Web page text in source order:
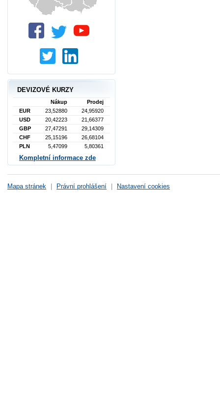
DEVIZOVÉ KURZY
Nákup
Prodej
EUR
23,52880
24,95920
USD
20,42223
21,66377
GBP
27,47291
29,14309
CHF
25,15196
26,68104
PLN
5,47099 5,80361
Kompletní informace zde
Mapa stránek Právní prohlášení Nastavení cookies